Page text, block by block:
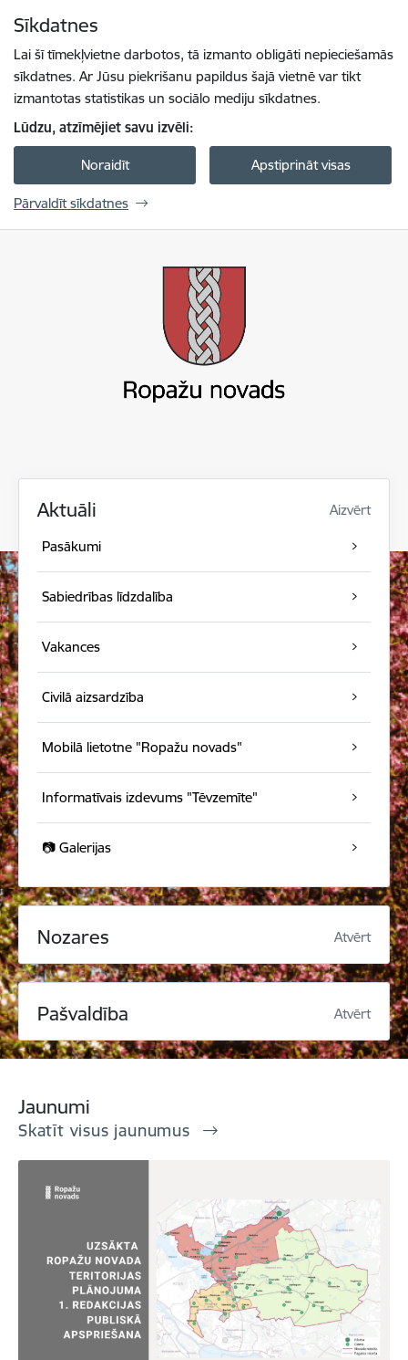
Sīkdatnes
Lai šī tīmekļvietne darbotos, tā izmanto obligāti nepieciešamās
sīkdatnes. Ar Jūsu piekrišanu papildus šajā vietnē var tikt
izmantotas statistikas un sociālo mediju sīkdatnes.
Lūdzu, atzīmējiet savu izvēli:
Noraidīt Apstiprināt visas
Pārvaldīt sīkdatnes
Aktuāli Aizvērt
Pasākumi
Sabiedrības līdzdalība
Vakances
Civilā aizsardzība
Mobilā lietotne "Ropažu novads"
Informatīvais izdevums "Tēvzemīte"
📷 Galerijas
Nozares Atvērt
Pašvaldība Atvērt
Jaunumi
Skatīt visus jaunumus